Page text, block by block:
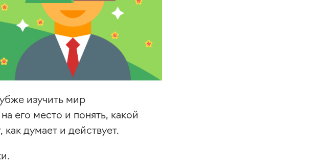
изучить мир
его место и понять, какой
думает и действует.